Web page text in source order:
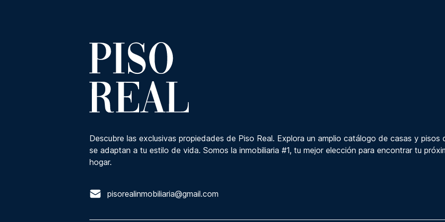
Descubre las exclusivas propiedades de Piso Real. Explora un amplio catálogo de casas y pisos
se adaptan a tu estilo de vida. Somos la inmobiliaria #1, tu mejor elección para encontrar tu
hogar.
pisorealinmobiliaria@gmail.com